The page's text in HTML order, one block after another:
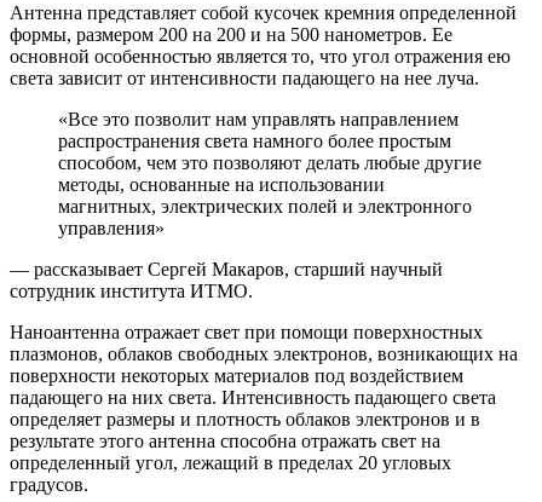
Антенна представляет собой кусочек кремния определенной
формы, размером 200 на 200 и на 500 нанометров. Ее
основной особенностью является то, что угол отражения ею
света зависит от интенсивности падающего на нее луча.
«Все это позволит нам управлять направлением
распространения света намного более простым
способом, чем это позволяют делать любые другие
методы, основанные на использовании
магнитных, электрических полей и электронного
управления»
— рассказывает Сергей Макаров, старший научный
сотрудник института ИТМО.
Наноантенна отражает свет при помощи поверхностных
плазмонов, облаков свободных электронов, возникающих на
поверхности некоторых материалов под воздействием
падающего на них света. Интенсивность падающего света
определяет размеры и плотность облаков электронов и в
результате этого антенна способна отражать свет на
определенный угол, лежащий в пределах 20 угловых
градусов.